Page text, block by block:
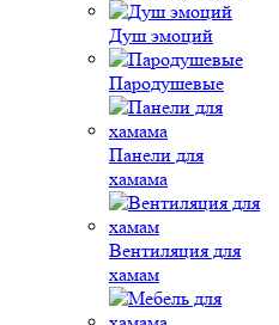
Душ эмоций
Пародушевые
Панели для
хамама
Вентиляция для
хамам